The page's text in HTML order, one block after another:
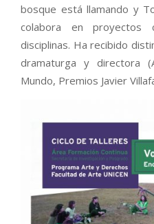
bosque está llamando y
colabora en proyectos
disciplinas. Ha recibido
dramaturga y directora
Mundo, Premios Javier